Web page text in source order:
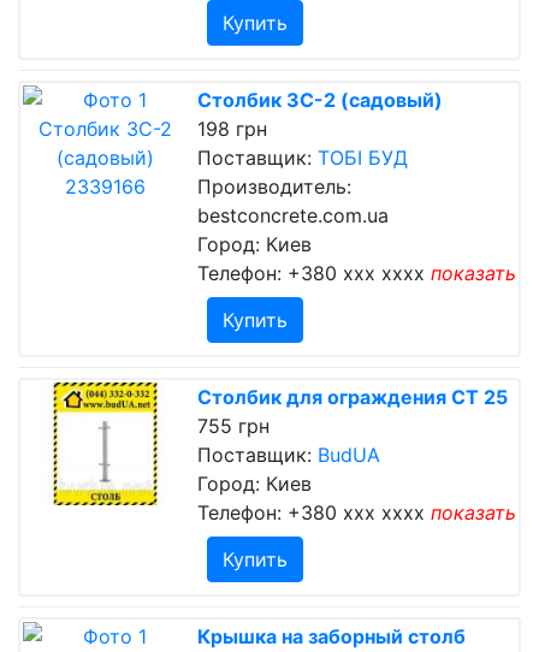
Купить
Столбик ЗС-2 (садовый)
198 грн
Поставщик: ТОБІ БУД
Производитель:
bestconcrete.com.ua
Город: Киев
Телефон: +380 xxx xxxx показать
Купить
Столбик для ограждения СТ 25
755 грн
Поставщик: BudUA
Город: Киев
Телефон: +380 xxx xxxx показать
Купить
Крышка на заборный столб